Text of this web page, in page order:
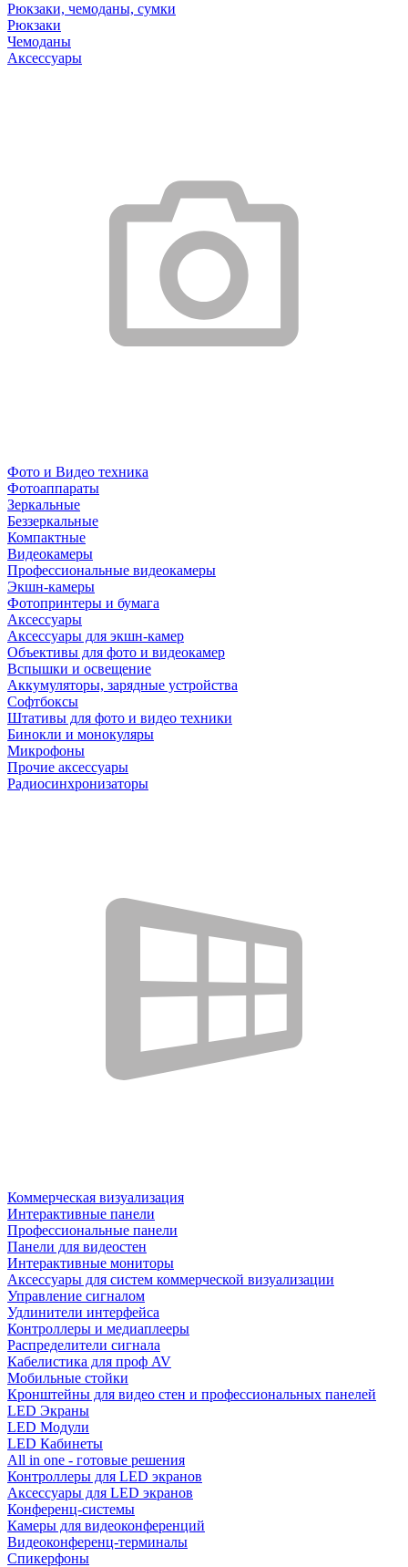
Рюкзаки, чемоданы, сумки
Рюкзаки
Чемоданы
Аксессуары
Фото и Видео техника
Фотоаппараты
Зеркальные
Беззеркальные
Компактные
Видеокамеры
Профессиональные видеокамеры
Экшн-камеры
Фотопринтеры и бумага
Аксессуары
Аксессуары для экшн-камер
Объективы для фото и видеокамер
Вспышки и освещение
Аккумуляторы, зарядные устройства
Софтбоксы
Штативы для фото и видео техники
Бинокли и монокуляры
Микрофоны
Прочие аксессуары
Радиосинхронизаторы
Коммерческая визуализация
Интерактивные панели
Профессиональные панели
Панели для видеостен
Интерактивные мониторы
Аксессуары для систем коммерческой визуализации
Управление сигналом
Удлинители интерфейса
Контроллеры и медиаплееры
Распределители сигнала
Кабелистика для проф AV
Мобильные стойки
Кронштейны для видео стен и профессиональных панелей
LED Экраны
LED Модули
LED Кабинеты
All in one - готовые решения
Контроллеры для LED экранов
Аксессуары для LED экранов
Конференц-системы
Камеры для видеоконференций
Видеоконференц-терминалы
Спикерфоны